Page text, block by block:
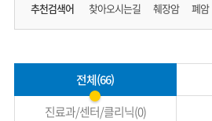
추천검색어 찾아오시는길 췌장암 폐암
전체(66)
진료과/센터/클리닉(0)